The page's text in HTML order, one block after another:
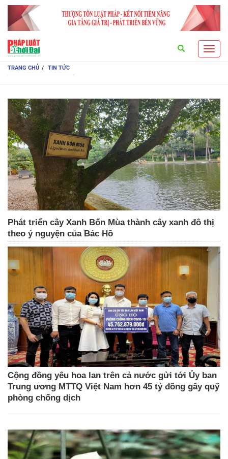
TRANG CHỦ TIN TỨC
Phát triển cây Xanh Bốn Mùa thành cây xanh đô thị
theo ý nguyện của Bác Hồ
Cộng đồng yêu hoa lan trên cả nước gửi tới Ủy ban
Trung ương MTTQ Việt Nam hơn 45 tỷ đồng gây quỹ
phòng chống dịch